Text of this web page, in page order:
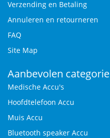
Verzending en Betaling
Annuleren en retourneren
FAQ
Site Map
Aanbevolen categorie
Medische Accu's
Hoofdtelefoon Accu
Muis Accu
Bluetooth speaker Accu